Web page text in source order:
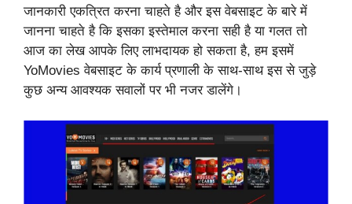
जानकारी एकत्रित करना चाहते है और इस वेबसाइट के बारे में
जानना चाहते है कि इसका इस्तेमाल करना सही है या गलत तो
आज का लेख आपके लिए लाभदायक हो सकता है, हम इसमें
YoMovies वेबसाइट के कार्य प्रणाली के साथ-साथ इस से जुड़े
कुछ अन्य आवश्यक सवालों पर भी नजर डालेंगे।